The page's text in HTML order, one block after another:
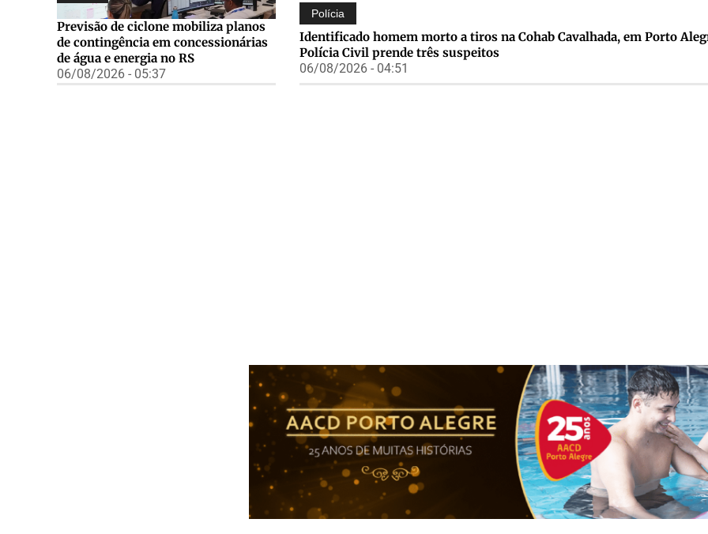
Previsão de ciclone mobiliza planos
de contingência em concessionárias
de água e energia no RS
06/08/2026 - 05:37
Polícia
Identificado homem morto a tiros na Cohab Cavalhada, em Porto
Polícia Civil prende três suspeitos
06/08/2026 - 04:51